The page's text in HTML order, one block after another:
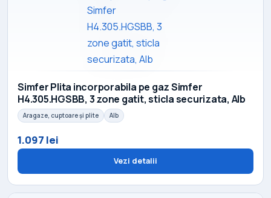
Simfer Plita incorporabila pe gaz Simfer
H4.305.HGSBB, 3 zone gatit, sticla securizata, Alb
Aragaze, cuptoare și plite Alb
1.097 lei
Vezi detalii